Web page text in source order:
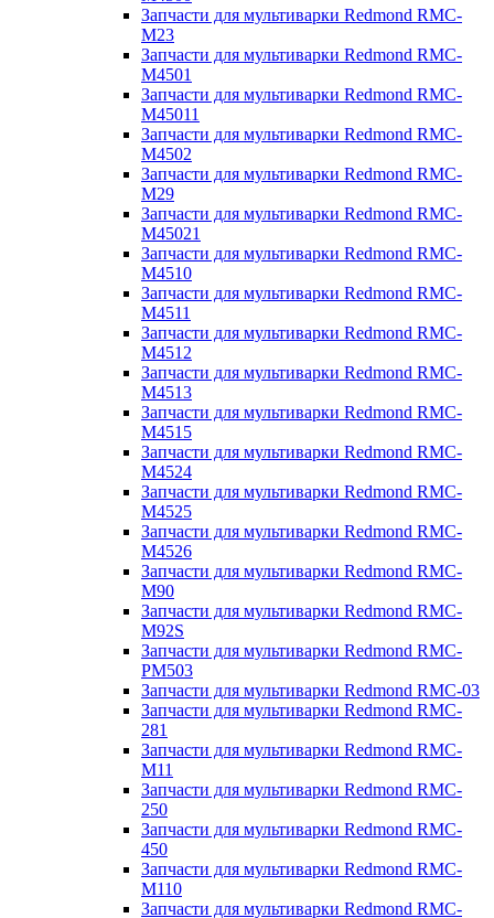
Запчасти для мультиварки Redmond RMC-
M23
Запчасти для мультиварки Redmond RMC-
M4501
Запчасти для мультиварки Redmond RMC-
M45011
Запчасти для мультиварки Redmond RMC-
M4502
Запчасти для мультиварки Redmond RMC-
M29
Запчасти для мультиварки Redmond RMC-
M45021
Запчасти для мультиварки Redmond RMC-
M4510
Запчасти для мультиварки Redmond RMC-
M4511
Запчасти для мультиварки Redmond RMC-
M4512
Запчасти для мультиварки Redmond RMC-
M4513
Запчасти для мультиварки Redmond RMC-
M4515
Запчасти для мультиварки Redmond RMC-
M4524
Запчасти для мультиварки Redmond RMC-
M4525
Запчасти для мультиварки Redmond RMC-
M4526
Запчасти для мультиварки Redmond RMC-
M90
Запчасти для мультиварки Redmond RMC-
M92S
Запчасти для мультиварки Redmond RMC-
PM503
Запчасти для мультиварки Redmond RMC-03
Запчасти для мультиварки Redmond RMC-
281
Запчасти для мультиварки Redmond RMC-
M11
Запчасти для мультиварки Redmond RMC-
250
Запчасти для мультиварки Redmond RMC-
450
Запчасти для мультиварки Redmond RMC-
M110
Запчасти для мультиварки Redmond RMC-